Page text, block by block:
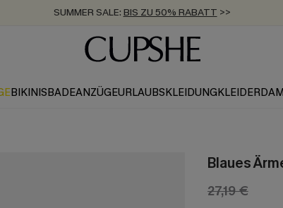
SUMMER SALE: BIS ZU 50% RABATT >>
ZUM NEWSLETTER:BIS ZU -20% EXTRA ERHALTEN
KOSTENLOSER VERSAND AB 89 €
BIKINISBADEANZÜGEURLAUBSKLEIDUNGKLEIDER
Blaues
27,19 €